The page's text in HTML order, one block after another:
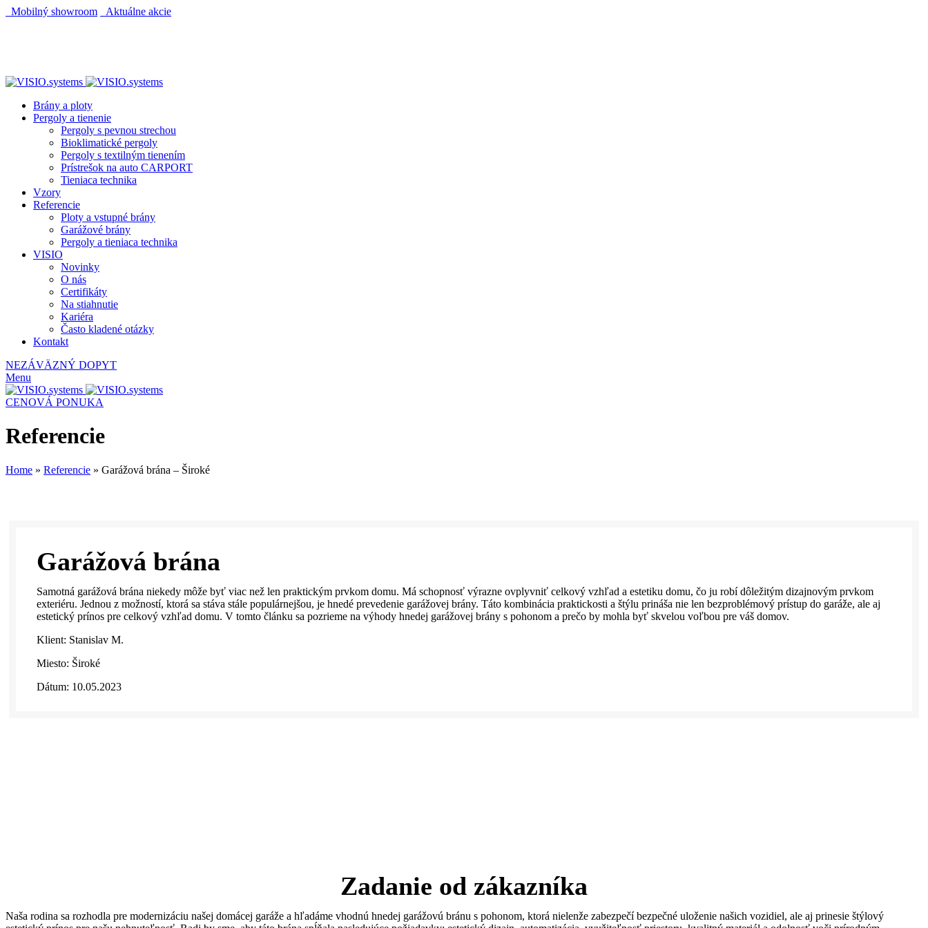
Mobilný showroom
Aktuálne akcie
Brány a ploty
Pergoly a tienenie
Pergoly s pevnou strechou
Bioklimatické pergoly
Pergoly s textilným tienením
Prístrešok na auto CARPORT
Tieniaca technika
Vzory
Referencie
Ploty a vstupné brány
Garážové brány
Pergoly a tieniaca technika
VISIO
Novinky
O nás
Certifikáty
Na stiahnutie
Kariéra
Často kladené otázky
Kontakt
NEZÁVÄZNÝ DOPYT
Menu
CENOVÁ PONUKA
Referencie
Home » Referencie » Garážová brána – Široké
Garážová brána
Samotná garážová brána niekedy môže byť viac než len praktickým prvkom domu. Má schopnosť výrazne ovplyvniť celkový vzhľad a estetiku domu, čo ju robí dôležitým dizajnovým prvkom
exteriéru. Jednou z možností, ktorá sa stáva stále populárnejšou, je hnedé prevedenie garážovej brány. Táto kombinácia praktickosti a štýlu prináša nie len bezproblémový prístup do garáže, ale aj
estetický prínos pre celkový vzhľad domu. V tomto článku sa pozrieme na výhody hnedej garážovej brány s pohonom a prečo by mohla byť skvelou voľbou pre váš domov.
Klient: Stanislav M.
Miesto: Široké
Dátum: 10.05.2023
Zadanie od zákazníka
Naša rodina sa rozhodla pre modernizáciu našej domácej garáže a hľadáme vhodnú hnedej garážovú bránu s pohonom, ktorá nielenže zabezpečí bezpečné uloženie našich vozidiel, ale aj prinesie štýlový